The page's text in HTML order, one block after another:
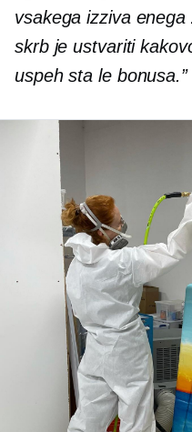
vsakega izziva
skrb je ustvariti
uspeh sta le bonusa.”